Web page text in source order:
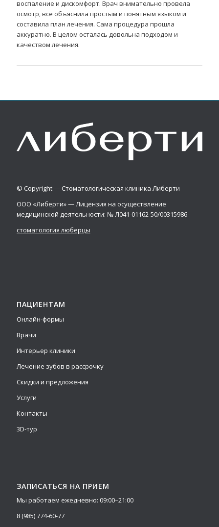
воспаление и дискомфорт. Врач внимательно провела
осмотр, всё объяснила простым и понятным языком и
составила план лечения. Сама процедура прошла
аккуратно. В целом осталась довольна подходом и
качеством лечения.
© Copyright — Стоматологическая клиника Либерти
ООО «Либерти» — Лицензия на осуществление
медицинской деятельности: № Л041-01162-50/00315986
стоматология люберцы
ПАЦИЕНТАМ
Онлайн-формы
Врачи
Интерьер клиники
Лечение зубов в рассрочку
Скидки и предложения
Услуги
Контакты
3D-тур
ЗАПИСАТЬСЯ НА ПРИЕМ
Мы работаем ежедневно: 09:00–21:00
8 (985) 774-60-77